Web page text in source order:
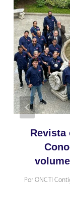
Revista
Por ONCTI